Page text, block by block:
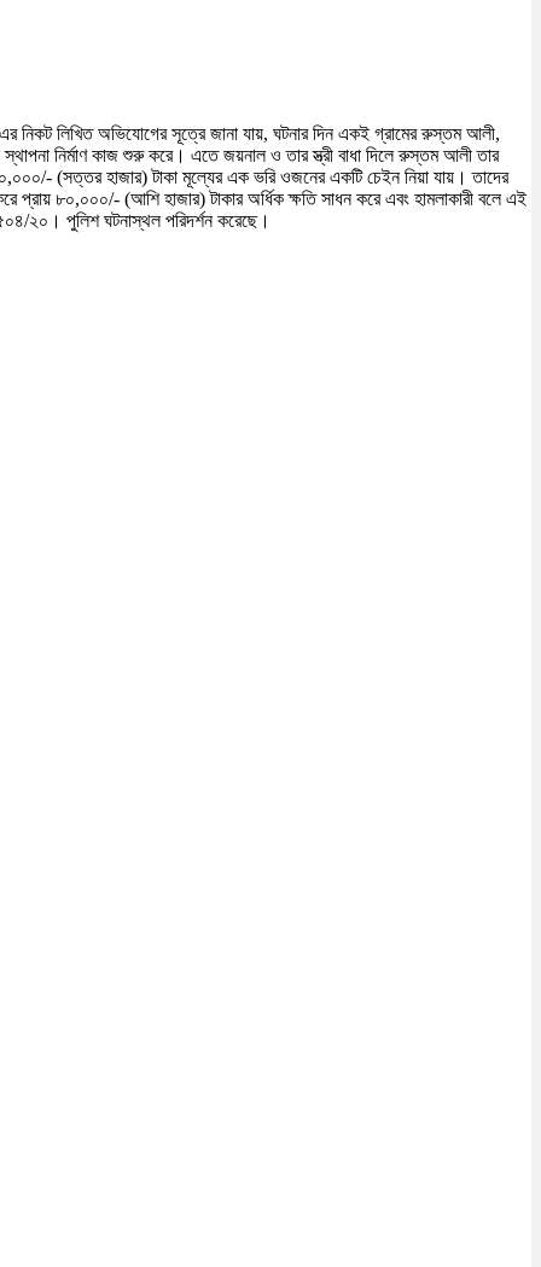
নিকট লিখিত অভিযোগের সূত্রে জানা যায়, ঘটনার দিন একই গ্রামের রুস্তম আলী,
নির্মাণ কাজ শুরু করে। এতে জয়নাল ও তার স্ত্রী বাধা দিলে রুস্তম আলী তার
(সত্তর হাজার) টাকা মূল্যের এক ভরি ওজনের একটি চেইন নিয়া যায়। তাদের
প্রায় ৮০,০০০/- (আশি হাজার) টাকার অর্ধিক ক্ষতি সাধন করে এবং হামলাকারী বলে এই
২০। পুলিশ ঘটনাস্থল পরিদর্শন করেছে।